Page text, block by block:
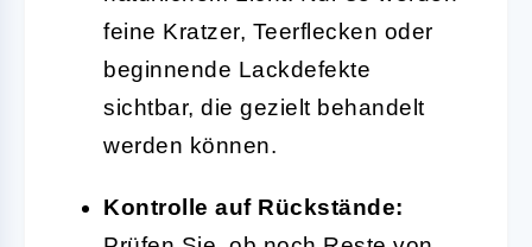
feine Kratzer, Teerflecken oder
beginnende Lackdefekte
sichtbar, die gezielt behandelt
werden können.
Kontrolle auf Rückstände: